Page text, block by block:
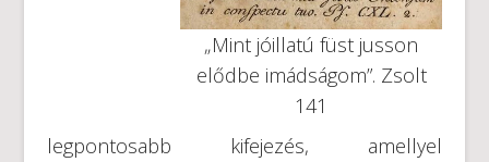
„Mint jóillatú füst jusson
elődbe imádságom”. Zsolt
141
legpontosabb kifejezés, amellyel